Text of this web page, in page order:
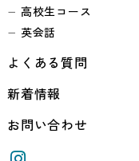
高校生コース
英会話
よくある質問
新着情報
お問い合わせ